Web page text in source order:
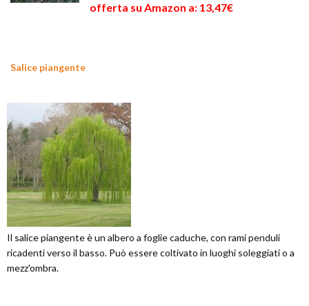
offerta su Amazon a: 13,47€
Salice piangente
Il salice piangente è un albero a foglie caduche, con rami penduli
ricadenti verso il basso. Può essere coltivato in luoghi soleggiati o a
mezz'ombra.